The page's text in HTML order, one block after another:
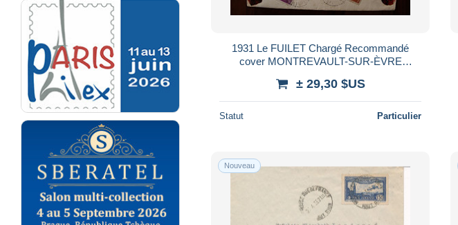
1931 Le FUILET Chargé Recommandé
cover MONTREVAULT-SUR-ÈVRE
± 29,30 $US
Statut Particulier
Nouveau